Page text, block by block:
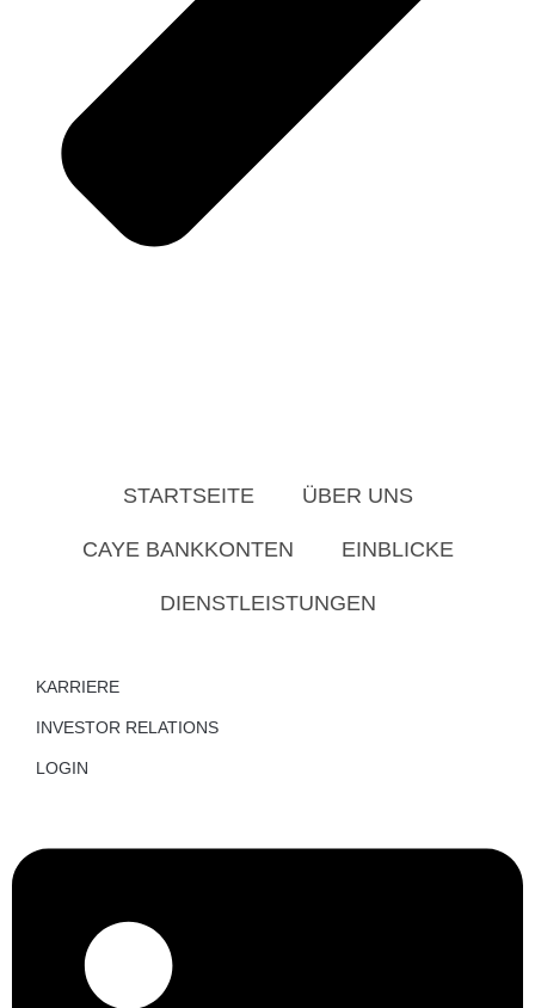
STARTSEITE ÜBER UNS
CAYE BANKKONTEN EINBLICKE
DIENSTLEISTUNGEN
KARRIERE
INVESTOR RELATIONS
LOGIN